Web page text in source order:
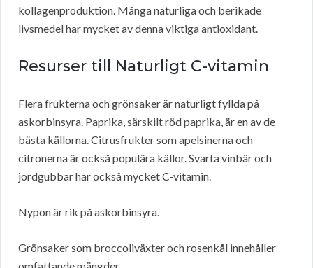
kollagenproduktion. Många naturliga och berikade
livsmedel har mycket av denna viktiga antioxidant.
Resurser till Naturligt C-vitamin
Flera frukterna och grönsaker är naturligt fyllda på
askorbinsyra. Paprika, särskilt röd paprika, är en av de
bästa källorna. Citrusfrukter som apelsinerna och
citronerna är också populära källor. Svarta vinbär och
jordgubbar har också mycket C-vitamin.
Nypon är rik på askorbinsyra.
Grönsaker som broccoliväxter och rosenkål innehåller